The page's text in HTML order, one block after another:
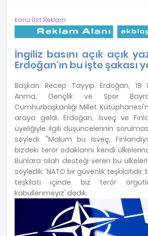
Konu Üst Reklam
İngiliz basını açık açık
Erdoğan'ın bu işte şakası
Başkan Recep Tayyip Erdoğan, 19
Anma, Gençlik ve Spor
Cumhurbaşkanlığı Millet
araya geldi. Erdoğan, İsveç ve
üyeliğiyle ilgili düşüncelerinin
söyledi: "Malum bu İsveç,
bizdeki terör odaklarını kendi
Bunlara silah desteği veren bu
söyledik; 'NATO bir güvenlik
teşkilatı içinde biz terör
kabullenmeyiz' dedik.